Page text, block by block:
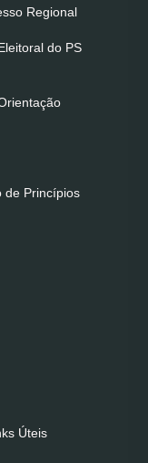
Regional
do PS
de Princípios
Úteis